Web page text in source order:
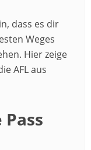
dass es dir
Weges
Hier zeige
AFL aus